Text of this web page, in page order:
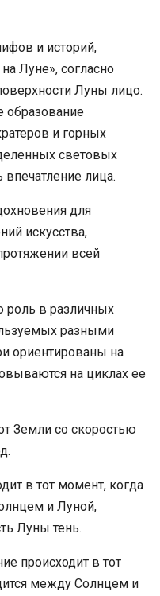
и историй,
Луне», согласно
Луны лицо.
образование
и горных
световых
впечатление лица.
для
искусства,
всей
роль в различных
разными
ориентированы на
на циклах ее
Земли со скоростью
в тот момент, когда
и Луной,
Луны тень.
происходит в тот
между Солнцем и